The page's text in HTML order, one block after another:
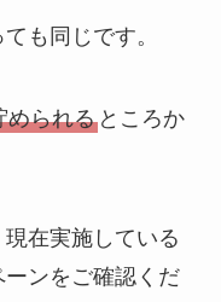
も同じです。
められるところか
在実施している
ンをご確認くだ